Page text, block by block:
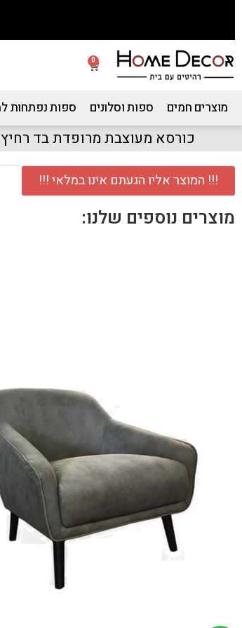
0
מוצרים חמים ספות וסלונים ספות נפתחות
כורסא מעוצבת מרופדת בד
!!! המוצר אליו הגעתם אינו במלאי !!!
מוצרים נוספים שלנו: